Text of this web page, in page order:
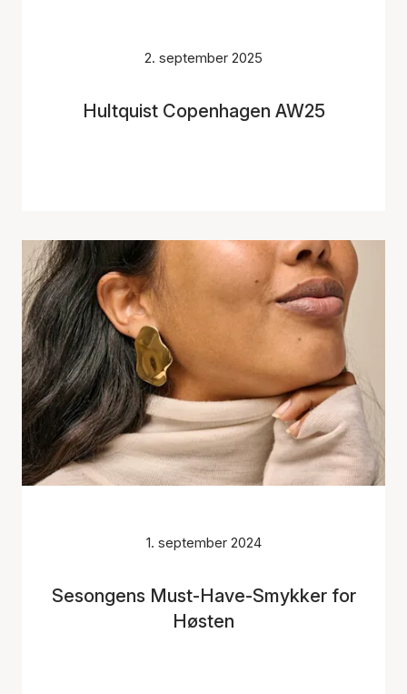
2. september 2025
Hultquist Copenhagen AW25
1. september 2024
Sesongens Must-Have-Smykker for
Høsten